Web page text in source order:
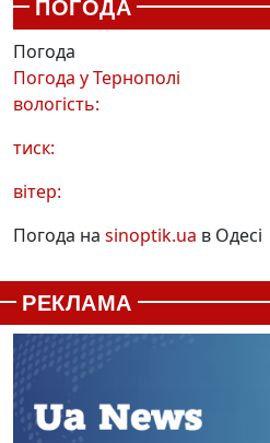
ПОГОДА
Погода
Погода уТернополі
вологість:
тиск:
вітер:
Погода на sinoptik.ua в Одесі
РЕКЛАМА